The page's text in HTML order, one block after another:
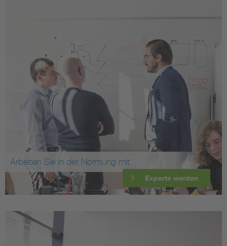
Arbeiten Sie in der Normung mit
Experte werden